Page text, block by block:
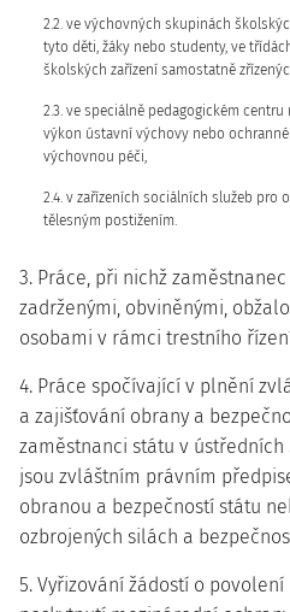
2.2. ve výchovných skupinách
tyto děti, žáky nebo studenty, ve
školských zařízení samostatně
2.3. ve speciálně pedagogickém
výkon ústavní výchovy nebo
výchovnou péči,
2.4. v zařízeních sociálních služeb pro
tělesným postižením.
3. Práce, při nichž
zadrženými, obviněnými,
osobami v rámci trestního
4. Práce spočívající v plnění
a zajišťování obrany a
zaměstnanci státu v
jsou zvláštním právním
obranou a bezpečností státu
ozbrojených silách a
5. Vyřizování žádostí o